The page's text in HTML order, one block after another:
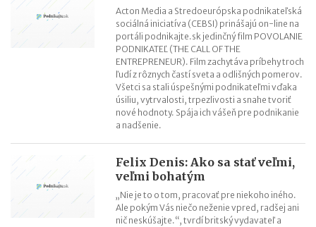
Acton Media a Stredoeurópska podnikateľská
sociálná iniciatíva (CEBSI) prinášajú on-line na
portáli podnikajte.sk jedinčný film POVOLANIE
PODNIKATEĽ (THE CALL OF THE
ENTREPRENEUR). Film zachytáva príbehy troch
ľudí z rôznych častí sveta a odlišných pomerov.
Všetci sa stali úspešnými podnikateľmi vďaka
úsiliu, vytrvalosti, trpezlivosti a snahe tvoriť
nové hodnoty. Spája ich vášeň pre podnikanie
a nadšenie.
Felix Denis: Ako sa stať veľmi,
veľmi bohatým
„Nie je to o tom, pracovať pre niekoho iného.
Ale pokým Vás niečo neženie vpred, radšej ani
nič neskúšajte.“, tvrdí britský vydavateľ a